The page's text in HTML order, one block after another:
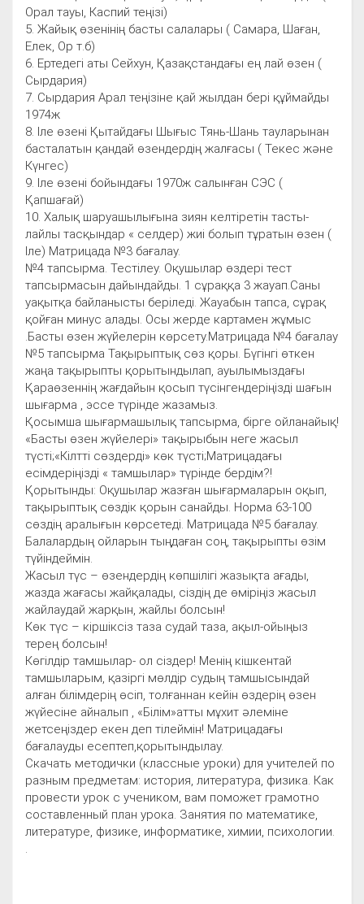
Орал тауы, Каспий теңізі)
5. Жайық өзенінің басты салалары ( Самара, Шаған,
Елек, Ор т.б)
6. Ертедегі аты Сейхун, Қазақстандағы ең лай өзен (
Сырдария)
7. Сырдария Арал теңізіне қай жылдан бері құймайды
1974ж
8. Іле өзені Қытайдағы Шығыс Тянь-Шань тауларынан
басталатын қандай өзендердің жалғасы ( Текес және
Күнгес)
9. Іле өзені бойындағы 1970ж салынған СЭС (
Қапшағай)
10. Халық шаруашылығына зиян келтіретін тасты-
лайлы тасқындар « селдер) жиі болып тұратын өзен (
Іле) Матрицада №3 бағалау.
№4 тапсырма. Тестілеу. Оқушылар өздері тест
тапсырмасын дайындайды. 1 сұраққа 3 жауап.Саны
уақытқа байланысты беріледі. Жауабын тапса, сұрақ
қойған минус алады. Осы жерде картамен жұмыс
.Басты өзен жүйелерін көрсету.Матрицада №4 бағалау
№5 тапсырма Тақырыптық сөз қоры. Бүгінгі өткен
жаңа тақырыпты қорытындылап, ауылымыздағы
Қараөзеннің жағдайын қосып түсінгендеріңізді шағын
шығарма , эссе түрінде жазамыз.
Қосымша шығармашылық тапсырма, бірге ойланайық!
«Басты өзен жүйелері» тақырыбын неге жасыл
түсті;«Кілтті сөздерді» көк түсті;Матрицадағы
есімдеріңізді « тамшылар» түрінде бердім?!
Қорытынды: Оқушылар жазған шығармаларын оқып,
тақырыптық сөздік қорын санайды. Норма 63-100
сөздің аралығын көрсетеді. Матрицада №5 бағалау.
Балалардың ойларын тыңдаған соң, тақырыпты өзім
түйіндеймін.
Жасыл түс – өзендердің көпшілігі жазықта ағады,
жазда жағасы жайқалады, сіздің де өміріңіз жасыл
жайлаудай жарқын, жайлы болсын!
Көк түс – кіршіксіз таза судай таза, ақыл-ойыңыз
терең болсын!
Көгілдір тамшылар- ол сіздер! Менің кішкентай
тамшыларым, қазіргі мөлдір судың тамшысындай
алған білімдерің өсіп, толғаннан кейін өздерің өзен
жүйесіне айналып , «Білім»атты мұхит әлеміне
жетсеңіздер екен деп тілеймін! Матрицадағы
бағалауды есептеп,қорытындылау.
Скачать методички (классные уроки) для учителей по
разным предметам: история, литература, физика. Как
провести урок с учеником, вам поможет грамотно
составленный план урока. Занятия по математике,
литературе, физике, информатике, химии, психологии.